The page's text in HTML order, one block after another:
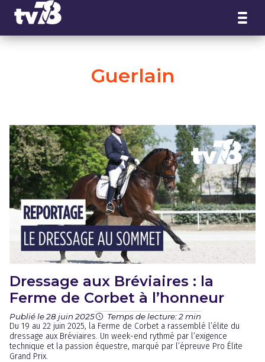
Guerlain
Dressage aux Bréviaires : la
Ferme de Corbet à l’honneur
Publié le 28 juin 2025 Temps de lecture: 2 min
Du 19 au 22 juin 2025, la Ferme de Corbet a rassemblé l’élite du
dressage aux Bréviaires. Un week-end rythmé par l’exigence
technique et la passion équestre, marqué par l’épreuve Pro Élite
Grand Prix.
Panneau de gestion des cookies